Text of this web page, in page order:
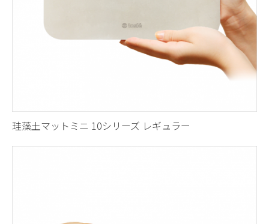
珪藻土マットミニ 10シリーズ レギュラー